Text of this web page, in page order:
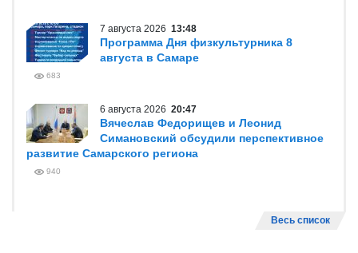
7 августа 2026 13:48
Программа Дня физкультурника 8
августа в Самаре
683
6 августа 2026 20:47
Вячеслав Федорищев и Леонид
Симановский обсудили перспективное
развитие Самарского региона
940
Весь список